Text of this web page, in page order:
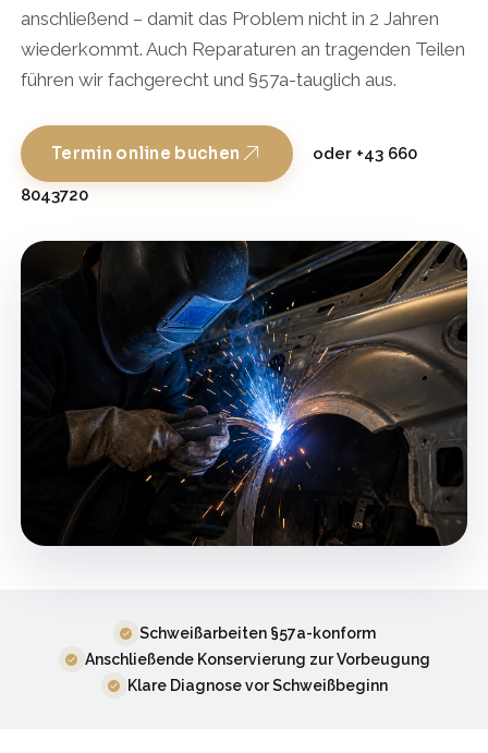
anschließend – damit das Problem nicht in 2 Jahren
wiederkommt. Auch Reparaturen an tragenden Teilen
führen wir fachgerecht und §57a-tauglich aus.
Termin online buchen oder +43 660
8043720
Schweißarbeiten §57a-konform
Anschließende Konservierung zur Vorbeugung
Klare Diagnose vor Schweißbeginn